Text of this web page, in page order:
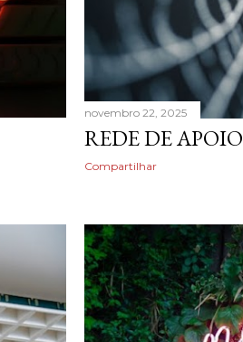
novembro 22, 2025
REDE DE APOIO
Compartilhar